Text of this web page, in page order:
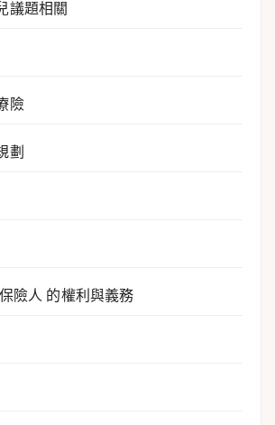
議題相關
險
劃
險人 的權利與義務